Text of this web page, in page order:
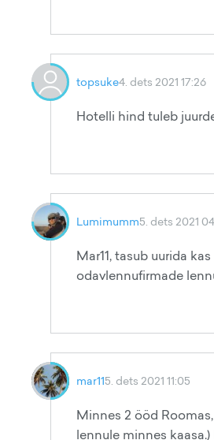
topsuke4. dets 2021 17:26
Hotelli hind tuleb
Lumimumm5. dets 2021
Mar11, tasub uurida
odavlennufirmade
mar115. dets 2021 11:05
Minnes 2 ööd
lennule minnes